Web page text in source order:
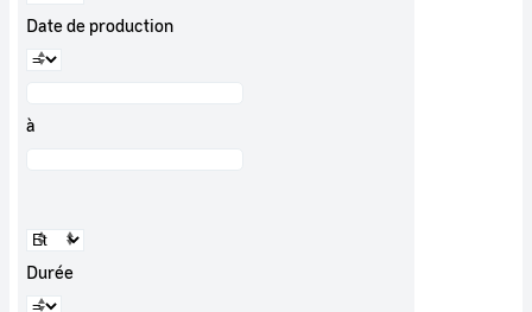
Date de production
à
Durée